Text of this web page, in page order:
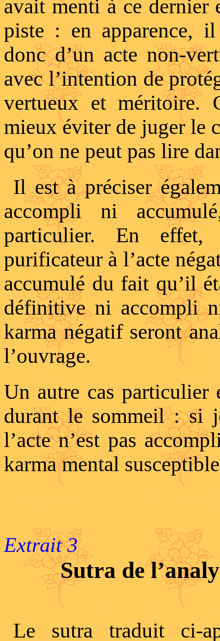
avait menti à ce dernier
piste : en apparence, il
donc d’un acte non-
avec l’intention de
vertueux et méritoire.
mieux éviter de juger le
qu’on ne peut pas lire
Il est à préciser
accompli ni
particulier. En
purificateur à l’acte
accumulé du fait qu’il
définitive ni accompli
karma négatif seront
l’ouvrage.
Un autre cas particulier
durant le sommeil : si
l’acte n’est pas
karma mental
Extrait 3
Sutra de
Le sutra traduit ci-